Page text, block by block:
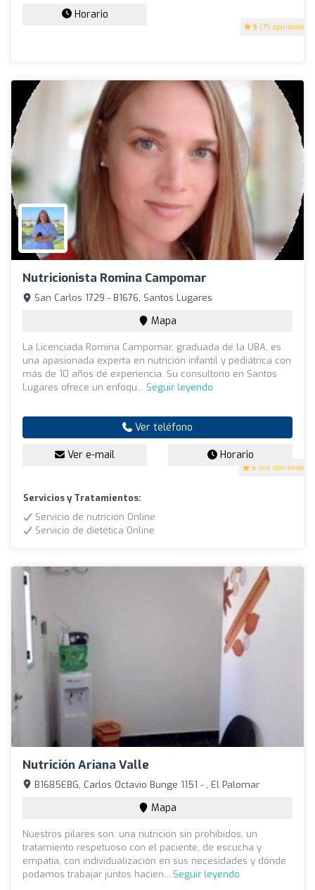
5 (75 opiniones)
Horario
Nutricionista Romina Campomar
5 (68 opiniones)
San Carlos 1729 - B1676, Santos Lugares
Mapa
La Licenciada Romina Campomar, graduada de la UBA, es
una apasionada experta en nutrición infantil y pediátrica con
más de 10 años de experiencia. Su consultorio en Santos
Lugares ofrece un enfoqu... Seguir leyendo
Ver teléfono
Ver e-mail Horario
Servicios y Tratamientos:
Servicio de nutrición Online
Servicio de dietética Online
Nutrición Ariana Valle
B1685EBG, Carlos Octavio Bunge 1151 - , El Palomar
Mapa
Nuestros pilares son: una nutrición sin prohibidos, un
tratamiento respetuoso con el paciente, de escucha y
empatía, con individualización en sus necesidades y dónde
podamos trabajar juntos hacien... Seguir leyendo